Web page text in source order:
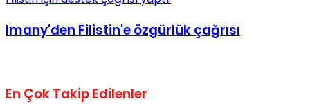
Imany'den Filistin'e özgürlük çağrısı
En Çok Takip Edilenler